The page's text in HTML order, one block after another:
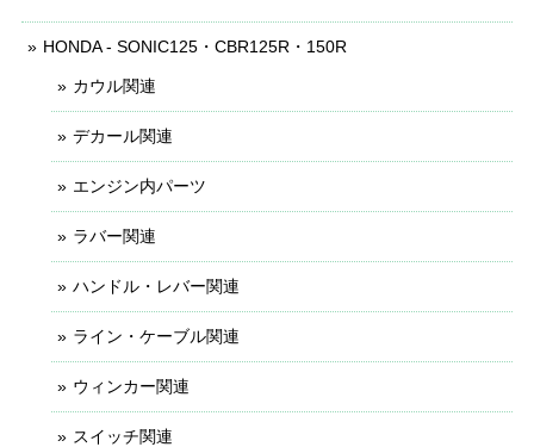
HONDA - SONIC125・CBR125R・150R
カウル関連
デカール関連
エンジン内パーツ
ラバー関連
ハンドル・レバー関連
ライン・ケーブル関連
ウィンカー関連
スイッチ関連